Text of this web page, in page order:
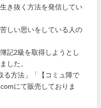
き抜く方法を発信してい
しい思いをしている人の
記2級を取得しようとし
した。
る方法」「【コミュ障で
にて販売しておりま